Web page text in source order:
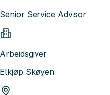
Senior Service Advisor
Arbeidsgiver
Elkjøp Skøyen